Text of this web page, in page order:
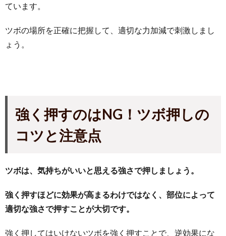
ています。
ツボの場所を正確に把握して、適切な力加減で刺激しまし
ょう。
強く押すのはNG！ツボ押しの
コツと注意点
ツボは、気持ちがいいと思える強さで押しましょう。
強く押すほどに効果が高まるわけではなく、部位によって
適切な強さで押すことが大切です。
強く押してはいけないツボを強く押すことで、逆効果にな